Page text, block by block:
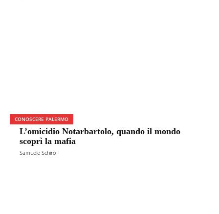
CONOSCERE PALERMO
L’omicidio Notarbartolo, quando il mondo
scoprì la mafia
Samuele Schirò